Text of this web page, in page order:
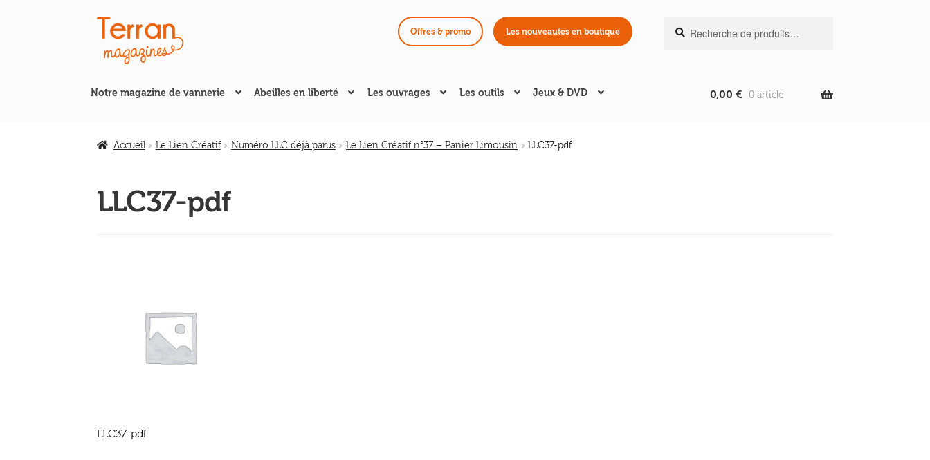
Aller
à
la
Aller
au
contenu
Offres & promo Les nouveautés en boutique
pour :
Recherche
Notre magazine de vannerie Abeilles en liberté Les ouvrages Les outils Jeux & DVD 0,00 € 0 article
Accueil Le Lien Créatif Numéro LLC déjà parus Le Lien Créatif n°37 – Panier Limousin LLC37-pdf
LLC37-pdf
LLC37-pdf